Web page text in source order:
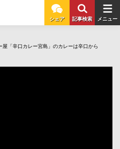
シェア 記事検索 メニュー
「辛口カレー宮島」のカレーは辛口から